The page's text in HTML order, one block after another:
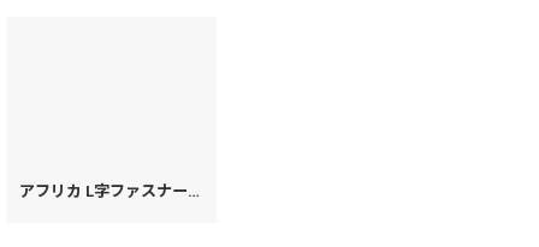
アフリカ L字ファスナーの長財布（絢爛柄）［t］